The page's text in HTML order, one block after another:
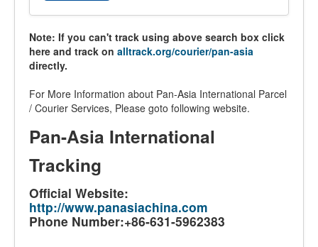
Note: If you can't track using above search box click
here and track on alltrack.org/courier/pan-asia
directly.
For More Information about Pan-Asia International Parcel
/ Courier Services, Please goto following website.
Pan-Asia International
Tracking
Official Website:
http://www.panasiachina.com
Phone Number:+86-631-5962383